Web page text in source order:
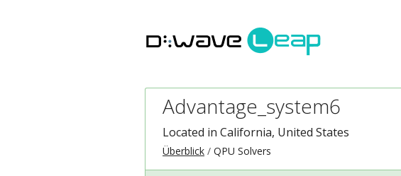
Advantage_system6
Located in California, United States
Überblick QPU Solvers